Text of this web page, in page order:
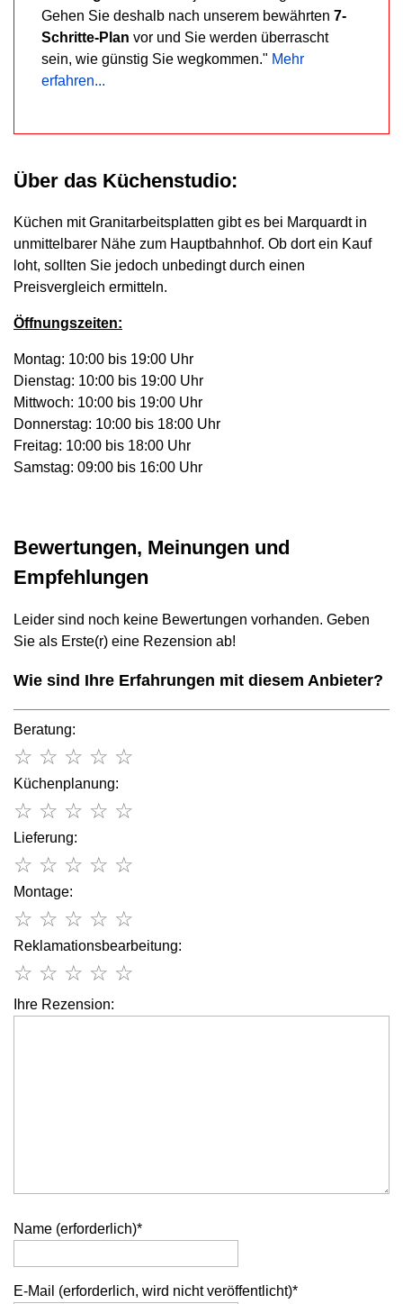
Gehen Sie deshalb nach unserem bewährten 7-
Schritte-Plan vor und Sie werden überrascht
sein, wie günstig Sie wegkommen." Mehr
erfahren...
Über das Küchenstudio:
Küchen mit Granitarbeitsplatten gibt es bei Marquardt in
unmittelbarer Nähe zum Hauptbahnhof. Ob dort ein Kauf
loht, sollten Sie jedoch unbedingt durch einen
Preisvergleich ermitteln.
Öffnungszeiten:
Montag: 10:00 bis 19:00 Uhr
Dienstag: 10:00 bis 19:00 Uhr
Mittwoch: 10:00 bis 19:00 Uhr
Donnerstag: 10:00 bis 18:00 Uhr
Freitag: 10:00 bis 18:00 Uhr
Samstag: 09:00 bis 16:00 Uhr
Bewertungen, Meinungen und
Empfehlungen
Leider sind noch keine Bewertungen vorhanden. Geben
Sie als Erste(r) eine Rezension ab!
Wie sind Ihre Erfahrungen mit diesem Anbieter?
Beratung:
☆ ☆ ☆ ☆ ☆
Küchenplanung:
☆ ☆ ☆ ☆ ☆
Lieferung:
☆ ☆ ☆ ☆ ☆
Montage:
☆ ☆ ☆ ☆ ☆
Reklamationsbearbeitung:
☆ ☆ ☆ ☆ ☆
Ihre Rezension:
Name (erforderlich)*
E-Mail (erforderlich, wird nicht veröffentlicht)*